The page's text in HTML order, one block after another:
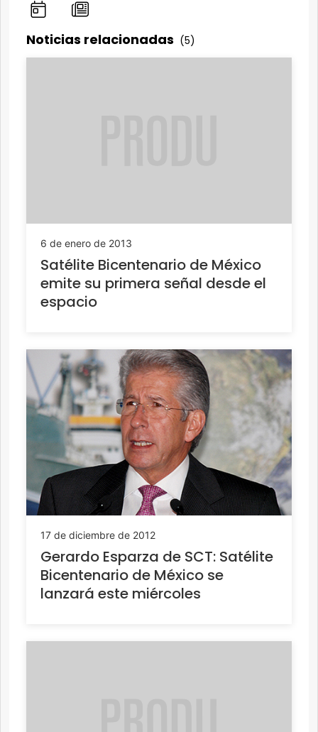
Noticias relacionadas (5)
6 de enero de 2013
Satélite Bicentenario de México
emite su primera señal desde el
espacio
17 de diciembre de 2012
Gerardo Esparza de SCT: Satélite
Bicentenario de México se
lanzará este miércoles